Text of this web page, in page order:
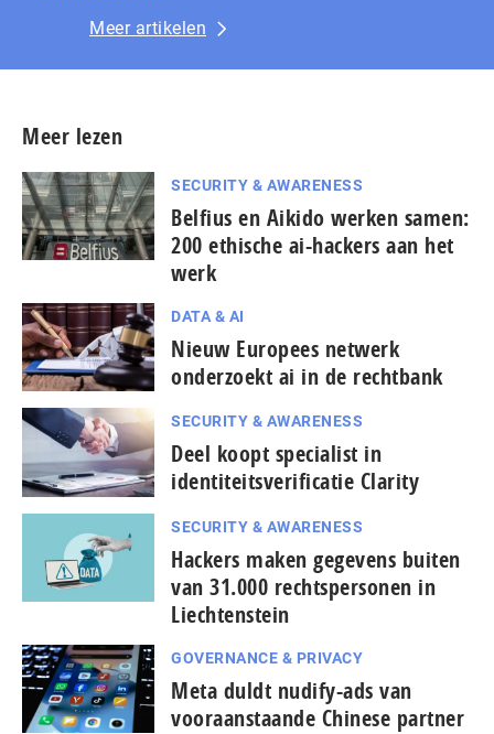
Meer artikelen
Meer lezen
SECURITY & AWARENESS
Belfius en Aikido werken samen:
200 ethische ai-hackers aan het
werk
DATA & AI
Nieuw Europees netwerk
onderzoekt ai in de rechtbank
SECURITY & AWARENESS
Deel koopt specialist in
identiteitsverificatie Clarity
SECURITY & AWARENESS
Hackers maken gegevens buiten
van 31.000 rechtspersonen in
Liechtenstein
GOVERNANCE & PRIVACY
Meta duldt nudify-ads van
vooraanstaande Chinese partner